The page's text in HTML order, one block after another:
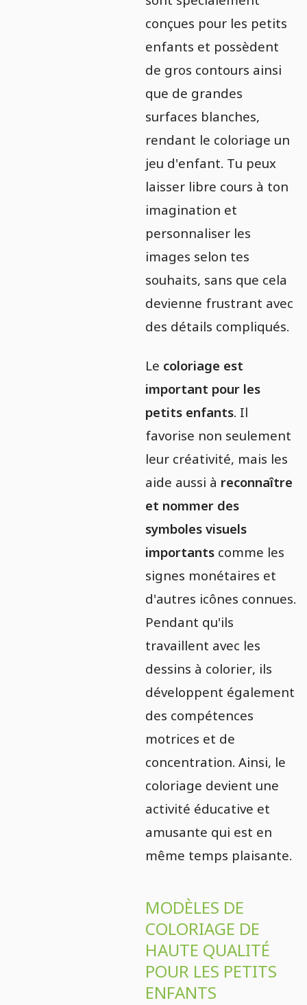
conçues pour les petits
enfants et possèdent
de gros contours ainsi
que de grandes
surfaces blanches,
rendant le coloriage un
jeu d'enfant. Tu peux
laisser libre cours à ton
imagination et
personnaliser les
images selon tes
souhaits, sans que cela
devienne frustrant avec
des détails compliqués.
Le coloriage est
important pour les
petits enfants. Il
favorise non seulement
leur créativité, mais les
aide aussi à reconnaître
et nommer des
symboles visuels
importantscomme les
signes monétaires et
d'autres icônes connues.
Pendant qu'ils
travaillent avec les
dessins à colorier, ils
développent également
des compétences
motrices et de
concentration. Ainsi, le
coloriage devient une
activité éducative et
amusante qui est en
même temps plaisante.
MODÈLES DE
COLORIAGE DE
HAUTE QUALITÉ
POUR LES PETITS
ENFANTS